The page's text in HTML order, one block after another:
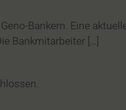
Bankern. Eine
Bankmitarbeiter […]